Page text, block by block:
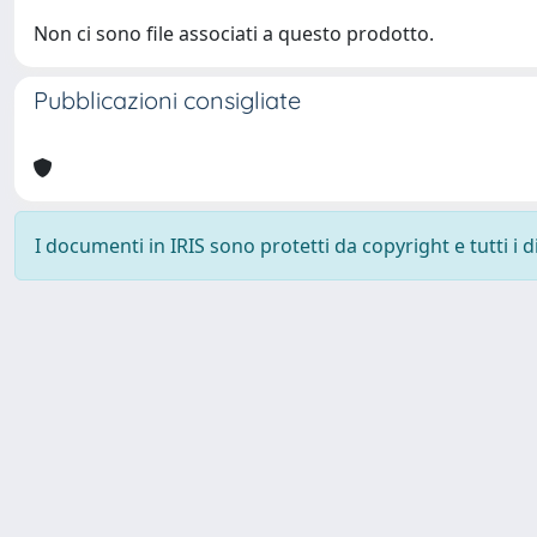
Non ci sono file associati a questo prodotto.
Pubblicazioni consigliate
I documenti in IRIS sono protetti da copyright e tutti i